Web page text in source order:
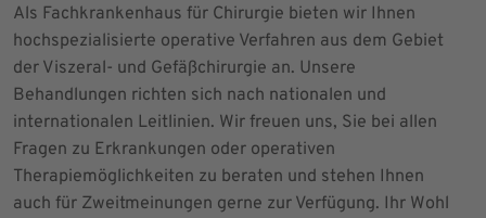
Als Fachkrankenhaus für Chirurgie bieten wir Ihnen
hochspezialisierte operative Verfahren aus dem Gebiet
der Viszeral- und Gefäßchirurgie an. Unsere
Behandlungen richten sich nach nationalen und
internationalen Leitlinien. Wir freuen uns, Sie bei allen
Fragen zu Erkrankungen oder operativen
Therapiemöglichkeiten zu beraten und stehen Ihnen
auch für Zweitmeinungen gerne zur Verfügung. Ihr Wohl